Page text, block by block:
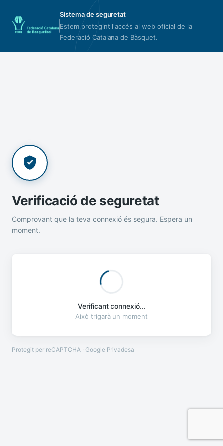
Sistema de seguretat
Estem protegint l'accés al web oficial de la
Federació Catalana de Bàsquet.
Verificació de seguretat
Comprovant que la teva connexió és segura. Espera un
moment.
Verificant connexió...
Això trigarà un moment
Protegit per reCAPTCHA · Google Privadesa